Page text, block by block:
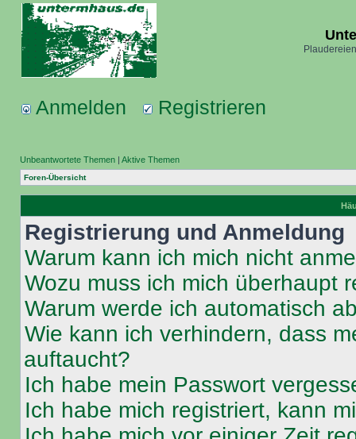
Anmelden Registrieren
Unbeantwortete Themen | Aktive Themen
Foren-Übersicht
Registrierung und Anmeldung
Warum kann ich mich nicht
Wozu muss ich mich überhaupt
Warum werde ich automatisch
Wie kann ich verhindern, dass
auftaucht?
Ich habe mein Passwort
Ich habe mich registriert, kann